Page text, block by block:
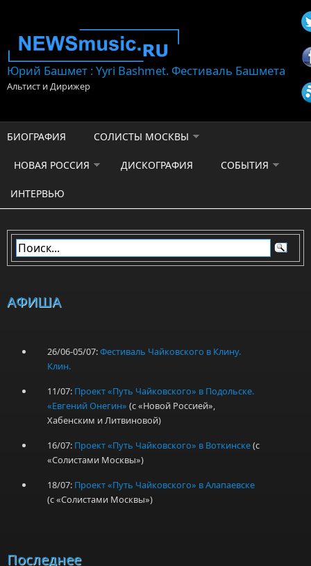
Юрий Башмет : Yyri Bashmet. Фестиваль Башмета
Альтист и Дирижер
БИОГРАФИЯ СОЛИСТЫ МОСКВЫ
НОВАЯ РОССИЯ ДИСКОГРАФИЯ СОБЫТИЯ
ИНТЕРВЬЮ
АФИША
26/06-05/07:Фестиваль Чайковского в Клину.
Клин.
11/07: Проект «Путь Чайковского» в Подольске.
«Евгений Онегин» (с «Новой Россией»,
Хабенским и Литвиновой)
16/07: Проект «Путь Чайковского» в Воткинске(с
«Солистами Москвы»)
18/07: Проект «Путь Чайковского» в Алапаевске
(с «Солистами Москвы»)
Последнее